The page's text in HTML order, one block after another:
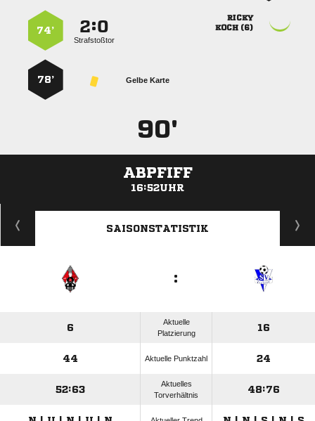

 
:
Strafstoßtor
74’
Gelbe Karte
78’
90'
ABPFIFF
16:52UHR
ANZEIGE
SAISONSTATISTIK
:
6
Aktuelle
Platzierung
16
44 Aktuelle Punktzahl 24
52:63
Aktuelles
Torverhältnis
48:76